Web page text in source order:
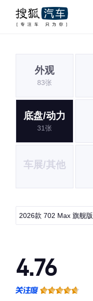
外观
83张
底盘/动力
31张
车展/其他
2026款 702 Max 旗舰版
4.76